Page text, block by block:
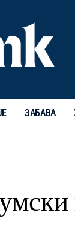
ЗАБАВА